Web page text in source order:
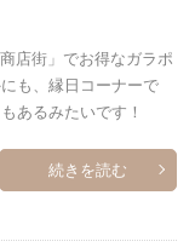
店街」でお得なガラポ
も、縁日コーナーで
あるみたいです！
続きを読む